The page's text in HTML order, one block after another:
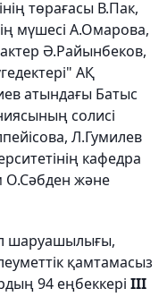
төрағасы В.Пак,
мүшесі А.Омарова,
Ә.Райынбеков,
АҚ
атындағы Батыс
солисі
Л.Гумилев
кафедра
О.Сәбден және
шаруашылығы,
қамтамасыз
94 еңбеккері ІІІ